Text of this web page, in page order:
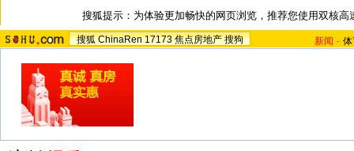
搜狐提示：为体验更加畅快的网页浏览，推荐您使用双核高
搜狐 ChinaRen 17173 焦点房地产 搜狗 新闻 -